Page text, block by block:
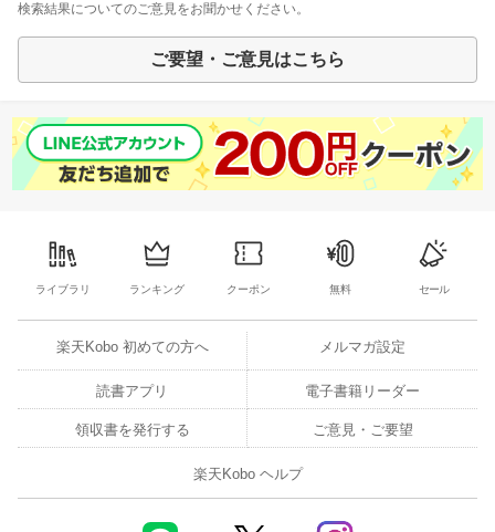
検索結果についてのご意見をお聞かせください。
ご要望・ご意見はこちら
ライブラリ ランキング クーポン 無料 セール
楽天Kobo 初めての方へ メルマガ設定
読書アプリ 電子書籍リーダー
領収書を発行する ご意見・ご要望
楽天Kobo ヘルプ